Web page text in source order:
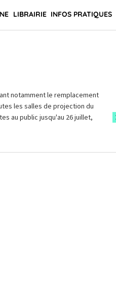
LIBRAIRIE INFOS PRATIQUES
notamment le remplacement
les salles de projection du
au public jusqu'au 26 juillet,